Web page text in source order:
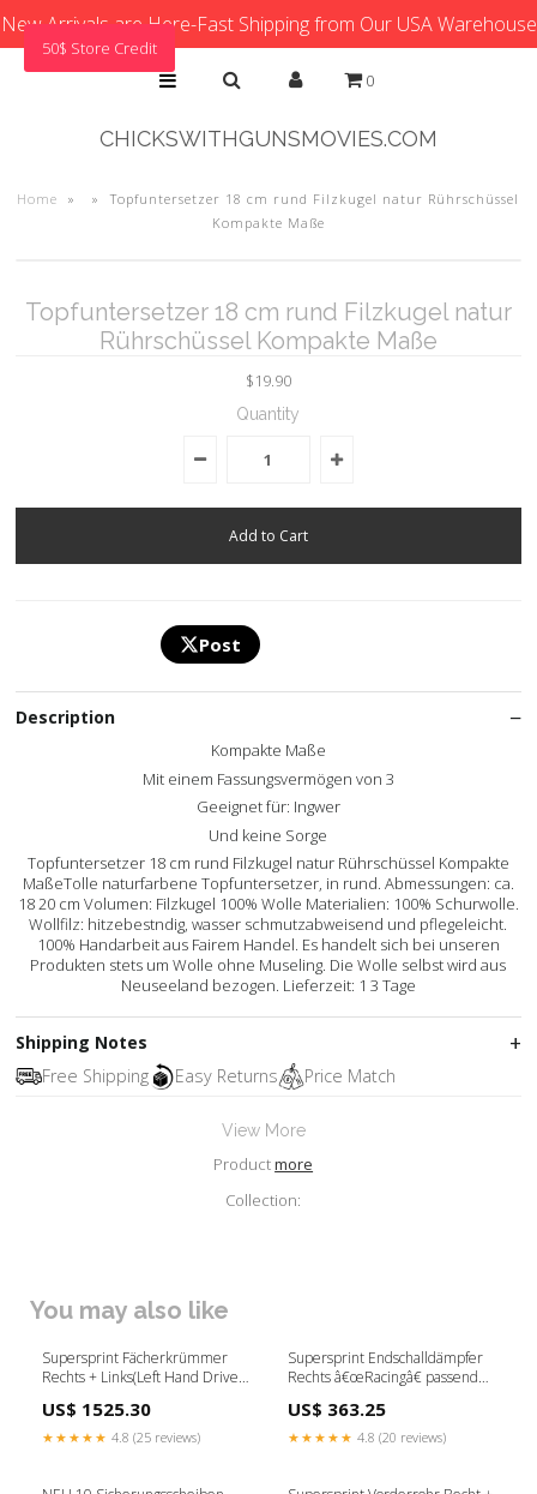
New Arrivals are Here-Fast Shipping from Our USA Warehouse
0
CHICKSWITHGUNSMOVIES.COM
Home » »
Topfuntersetzer 18 cm rund Filzkugel natur Rührschüssel
Kompakte Maße
Topfuntersetzer 18 cm rund Filzkugel natur
Rührschüssel Kompakte Maße
$19.90
Quantity
Post
Description
Kompakte Maße
Mit einem Fassungsvermögen von 3
Geeignet für: Ingwer
Und keine Sorge
Topfuntersetzer 18 cm rund Filzkugel natur Rührschüssel Kompakte
MaßeTolle naturfarbene Topfuntersetzer, in rund. Abmessungen: ca.
18 20 cm Volumen: Filzkugel 100% Wolle Materialien: 100% Schurwolle.
Wollfilz: hitzebestndig, wasser schmutzabweisend und pflegeleicht.
100% Handarbeit aus Fairem Handel. Es handelt sich bei unseren
Produkten stets um Wolle ohne Museling. Die Wolle selbst wird aus
Neuseeland bezogen. Lieferzeit: 1 3 Tage
Shipping Notes
Free Shipping
Easy Returns Price Match
View More
Productmore
Collection:
You may also like
Supersprint Fächerkrümmer
Rechts + Links(Left Hand Drive)
500 / 550 V8 (Limousine + S.W.)
(388 PS) 2009 -> 2011 3 Zoll
US$ 1525.30
★★★★★ 4.8 (25 reviews)
Supersprint Endschalldämpfer
Rechts â€œRacingâ€ passend
250 CGI (Limousine + S.W.) (184
/ 204 PS) 2009 -> 2013 CH
US$ 363.25
★★★★★ 4.8 (20 reviews)
50$ Store Credit